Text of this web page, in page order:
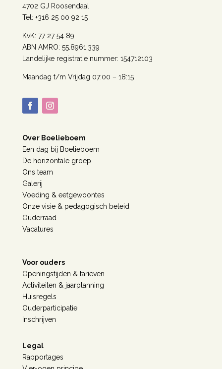
4702 GJ Roosendaal
Tel: +316 25 00 92 15
KvK: 77 27 54 89
ABN AMRO: 55.8961.339
Landelijke registratie nummer: 154712103
Maandag t/m Vrijdag 07:00 – 18:15
Over Boelieboem
Een dag bij Boelieboem
De horizontale groep
Ons team
Galerij
Voeding & eetgewoontes
Onze visie & pedagogisch beleid
Ouderraad
Vacatures
Voor ouders
Openingstijden & tarieven
Activiteiten & jaarplanning
Huisregels
Ouderparticipatie
Inschrijven
Legal
Rapportages